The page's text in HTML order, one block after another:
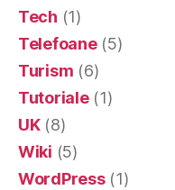
Tech (1)
Telefoane(5)
Turism (6)
Tutoriale(1)
UK(8)
Wiki (5)
WordPress(1)